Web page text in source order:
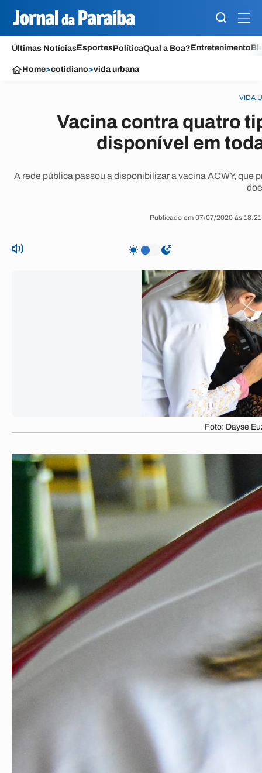
Últimas NotíciasEsportesPolíticaQual a Boa?Entretenimento
Home>cotidiano>vida urbana
VIDA
Vacina contra quatro
disponível em
A rede pública passou a disponibilizar a vacina ACWY, que
Publicado em 07/07/2020 às
Foto: Dayse